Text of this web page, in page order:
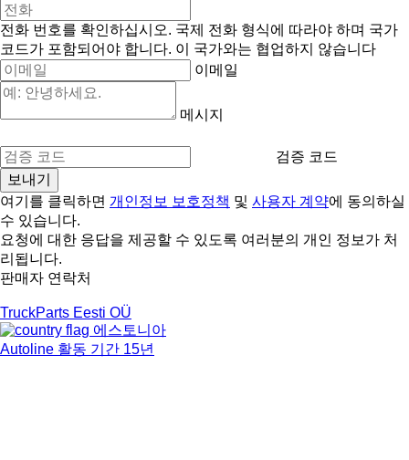
전화 번호를 확인하십시오. 국제 전화 형식에 따라야 하며 국가
코드가 포함되어야 합니다. 이 국가와는 협업하지 않습니다
이메일
메시지
검증 코드
여기를 클릭하면 개인정보 보호정책 및 사용자 계약에 동의하실
수 있습니다.
요청에 대한 응답을 제공할 수 있도록 여러분의 개인 정보가 처
리됩니다.
판매자 연락처
TruckParts Eesti OÜ
에스토니아
Autoline 활동 기간 15년